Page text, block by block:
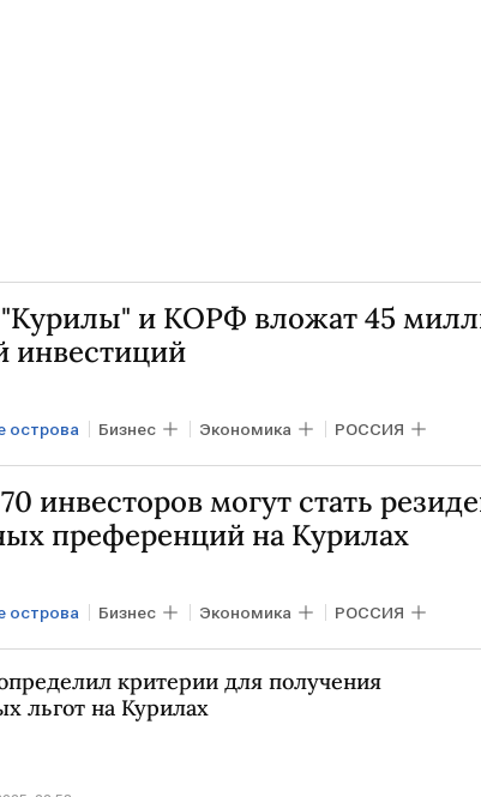
и КОРФ вложат 45
инвестиций
острова Бизнес Экономика РОССИЯ
инвесторов могут стать
преференций на Курилах
острова Бизнес Экономика РОССИЯ
критерии для получения
льгот на Курилах